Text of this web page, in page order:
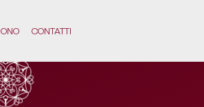
CONTATTI